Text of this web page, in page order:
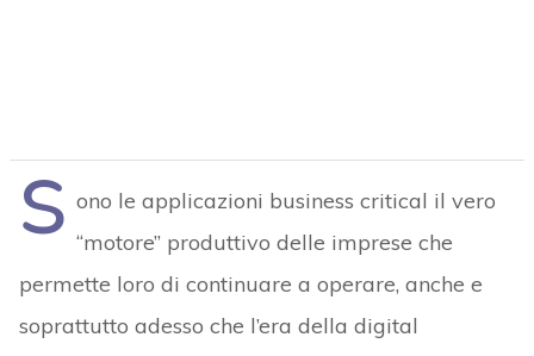
S ono le applicazioni business critical il vero
“motore” produttivo delle imprese che
permette loro di continuare a operare, anche e
soprattutto adesso che l’era della digital